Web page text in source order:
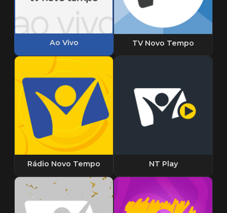
Ao Vivo TV Novo Tempo
Rádio Novo Tempo NT Play